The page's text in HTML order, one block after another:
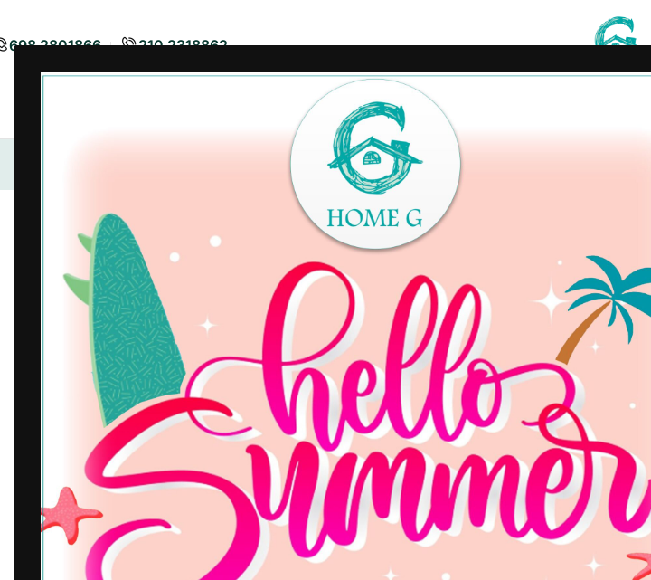
698 2801866 210 2318862
Είδη ΔιακόσμησηςΕίδη Κουζίνας
Προστατευτικό Στρώματος Αδιάβροχο 160×200
Με
Με
-